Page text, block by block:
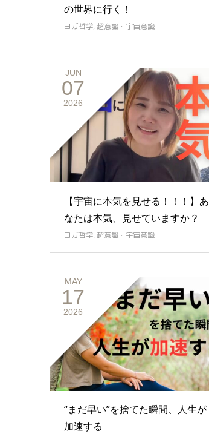
の世界に行く！
ヨガ哲学, 超意識・宇宙意識
JUN
07
2026
【宇宙に本気を見せる！！！】あ
なたは本気、見せていますか？
ヨガ哲学, 超意識・宇宙意識
MAY
17
2026
“まだ早い”を捨てた瞬間、人生が
加速する